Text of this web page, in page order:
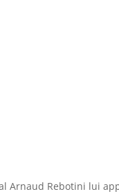
Arnaud Rebotini lui